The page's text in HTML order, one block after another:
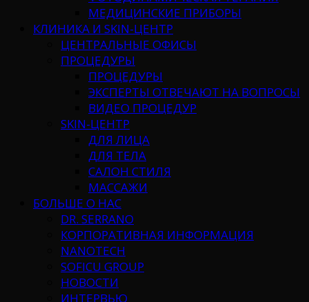
МЕДИЦИНСКИЕ ПРИБОРЫ
КЛИНИКА И SKIN-ЦЕНТР
ЦЕНТРАЛЬНЫЕ ОФИСЫ
ПРОЦЕДУРЫ
ПРОЦЕДУРЫ
ЭКСПЕРТЫ ОТВЕЧАЮТ НА ВОПРОСЫ
ВИДЕО ПРОЦЕДУР
SKIN-ЦЕНТР
ДЛЯ ЛИЦА
ДЛЯ ТЕЛА
САЛОН СТИЛЯ
МАССАЖИ
БОЛЬШЕ О НАС
DR. SERRANO
КОРПОРАТИВНАЯ ИНФОРМАЦИЯ
NANOTECH
SOFICU GROUP
НОВОСТИ
ИНТЕРВЬЮ